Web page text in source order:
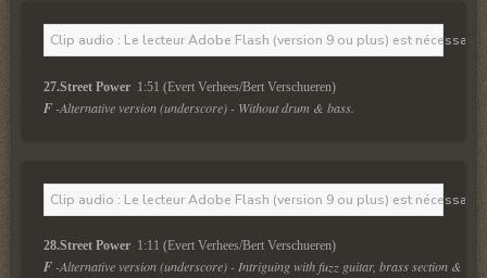
Clip audio : Le lecteur Adobe Flash (version 9 ou plus) est
27.Street Power 1:51 (Evert Verhees/Bert Verschueren)
F -Alternative version (underscore) - Without drum & bass.
Clip audio : Le lecteur Adobe Flash (version 9 ou plus) est
28.Street Power 1:11 (Evert Verhees/Bert Verschueren)
F -Alternative version (underscore) - Intriguing with fuzz guitar, brass section &